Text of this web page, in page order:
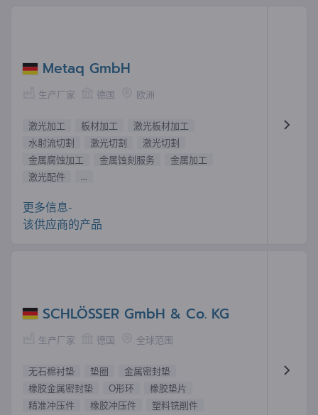
Metaq GmbH
生产厂家 德国 欧洲
激光加工 板材加工
激光板材加工
水射流切割
激光切割
激光切割
金属腐蚀加工
金属蚀刻服务
金属加工
激光配件
...
更多信息-
该供应商的产品
SCHLÖSSER GmbH & Co. KG
生产厂家 德国 全球范围
无石棉衬垫 垫圈
金属密封垫
橡胶金属密封垫
O形环
橡胶垫片
精准冲压件
橡胶冲压件
塑料铣削件